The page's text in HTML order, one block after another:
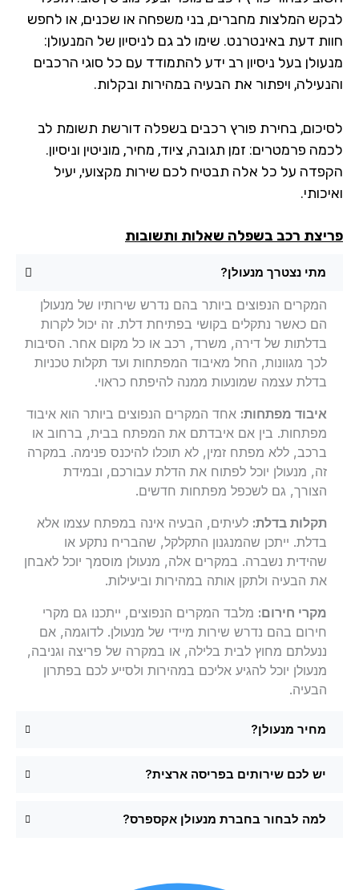
המלצות מחברים, בני משפחה או שכנים, או לחפש
דעת באינטרנט. שימו לב גם לניסיון של המנעולן:
בעל ניסיון רב ידע להתמודד עם כל סוגי הרכבים
ויפתור את הבעיה במהירות ובקלות.
בחירת פורץ רכבים בשפלה דורשת תשומת לב
פרמטרים: זמן תגובה, ציוד, מחיר, מוניטין וניסיון.
על כל אלה תבטיח לכם שירות מקצועי, יעיל
רכב בשפלה שאלות ותשובות
מתי נצטרך מנעולן?
המקרים הנפוצים ביותר בהם נדרש שירותיו של מנעולן
הם כאשר נתקלים בקושי בפתיחת דלת. זה יכול לקרות
בדלתות של דירה, משרד, רכב או כל מקום אחר. הסיבות
לכך מגוונות, החל מאיבוד המפתחות ועד תקלות טכניות
בדלת עצמה שמונעות ממנה להיפתח כראוי.
איבוד מפתחות:אחד המקרים הנפוצים ביותר הוא איבוד
מפתחות. בין אם איבדתם את המפתח בבית, ברחוב או
ברכב, ללא מפתח זמין, לא תוכלו להיכנס פנימה. במקרה
זה, מנעולן יוכל לפתוח את הדלת עבורכם, ובמידת
הצורך, גם לשכפל מפתחות חדשים.
תקלות בדלת:לעיתים, הבעיה אינה במפתח עצמו אלא
בדלת. ייתכן שהמנגנון התקלקל, שהבריח נתקע או
שהידית נשברה. במקרים אלה, מנעולן מוסמך יוכל לאבחן
את הבעיה ולתקן אותה במהירות וביעילות.
מקרי חירום:מלבד המקרים הנפוצים, ייתכנו גם מקרי
חירום בהם נדרש שירות מיידי של מנעולן. לדוגמה, אם
ננעלתם מחוץ לבית בלילה, או במקרה של פריצה וגניבה,
מנעולן יוכל להגיע אליכם במהירות ולסייע לכם בפתרון
הבעיה.
מחיר מנעולן?
יש לכם שירותים בפריסה ארצית?
למה לבחור בחברת מנעולן אקספרס?